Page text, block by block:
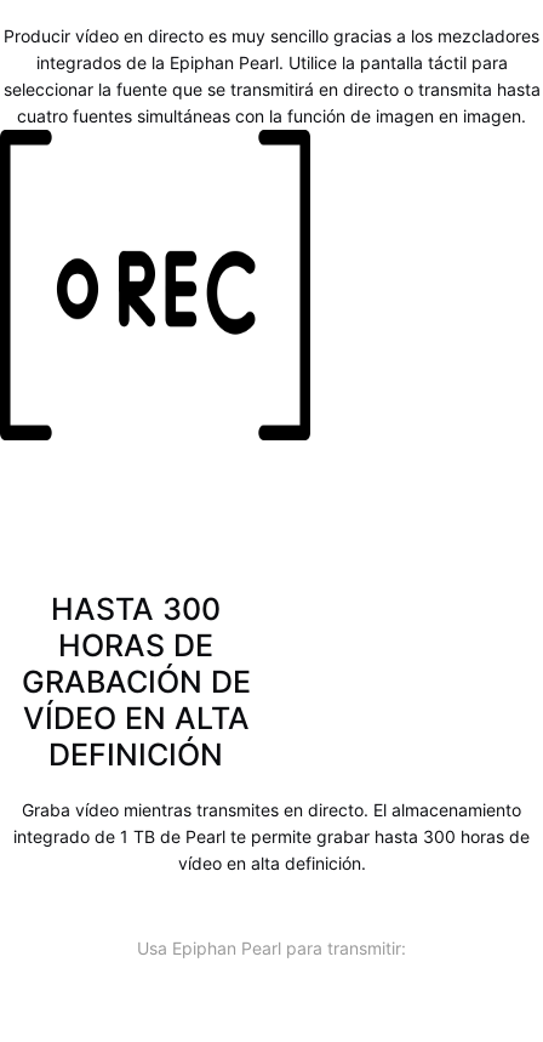
Producir vídeo en directo es muy sencillo gracias a los mezcladores
integrados de la Epiphan Pearl. Utilice la pantalla táctil para
seleccionar la fuente que se transmitirá en directo o transmita hasta
cuatro fuentes simultáneas con la función de imagen en imagen.
HASTA 300
HORAS DE
GRABACIÓN DE
VÍDEO EN ALTA
DEFINICIÓN
Graba vídeo mientras transmites en directo. El almacenamiento
integrado de 1 TB de Pearl te permite grabar hasta 300 horas de
vídeo en alta definición.
Usa Epiphan Pearl para transmitir: